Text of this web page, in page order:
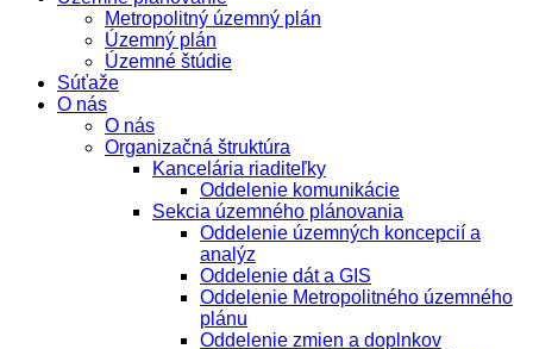
Metropolitný územný plán
Územný plán
Územné štúdie
Súťaže
O nás
O nás
Organizačná štruktúra
Kancelária riaditeľky
Oddelenie komunikácie
Sekcia územného plánovania
Oddelenie územných koncepcií a
analýz
Oddelenie dát a GIS
Oddelenie Metropolitného územného
plánu
Oddelenie zmien a doplnkov